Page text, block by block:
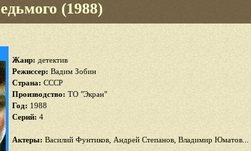
(1988)
Жанр: детектив
Режиссер: Вадим Зобин
Страна: СССР
Производство: ТО "Экран"
Год: 1988
Cерий: 4
Актеры: Василий Фунтиков, Андрей Степанов, Владимир Юматов...